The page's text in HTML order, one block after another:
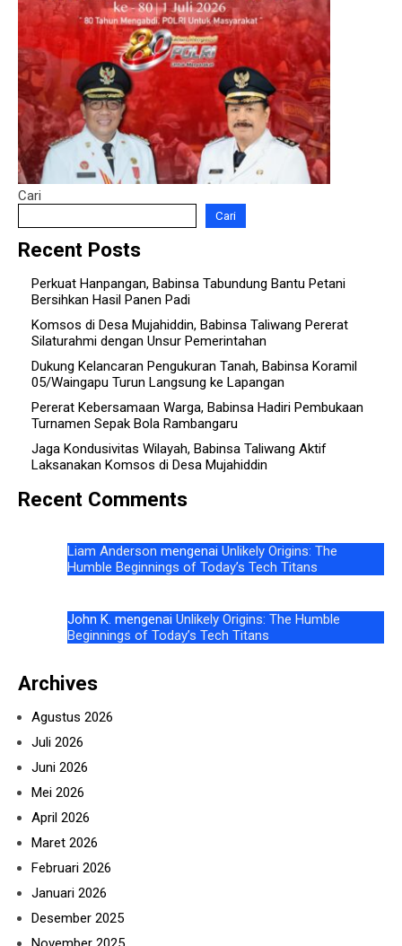
Cari
Cari
Recent Posts
Perkuat Hanpangan, Babinsa Tabundung Bantu Petani
Bersihkan Hasil Panen Padi
Komsos di Desa Mujahiddin, Babinsa Taliwang Pererat
Silaturahmi dengan Unsur Pemerintahan
Dukung Kelancaran Pengukuran Tanah, Babinsa Koramil
05/Waingapu Turun Langsung ke Lapangan
Pererat Kebersamaan Warga, Babinsa Hadiri Pembukaan
Turnamen Sepak Bola Rambangaru
Jaga Kondusivitas Wilayah, Babinsa Taliwang Aktif
Laksanakan Komsos di Desa Mujahiddin
Recent Comments
Liam Anderson mengenai Unlikely Origins: The
Humble Beginnings of Today’s Tech Titans
John K. mengenai Unlikely Origins: The Humble
Beginnings of Today’s Tech Titans
Archives
Agustus 2026
Juli 2026
Juni 2026
Mei 2026
April 2026
Maret 2026
Februari 2026
Januari 2026
Desember 2025